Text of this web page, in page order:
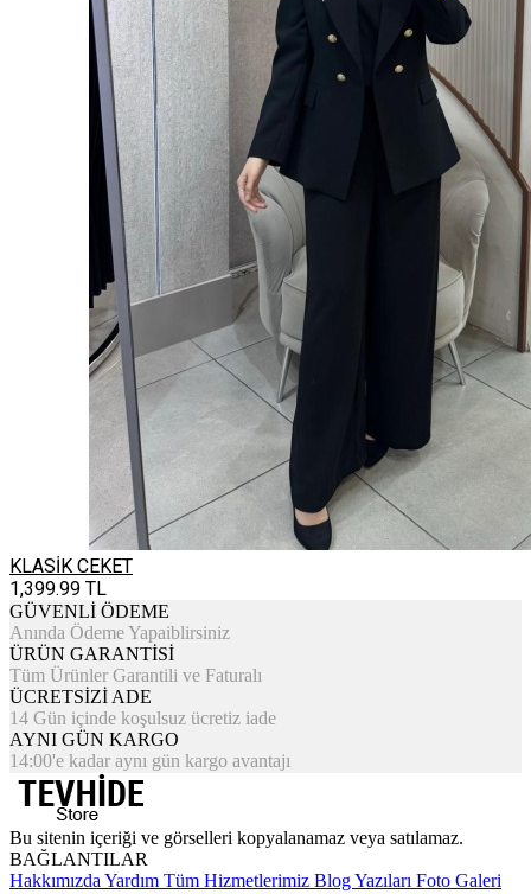
KLASİK CEKET
1,399.99 TL
GÜVENLİ ÖDEME
Anında Ödeme Yapaiblirsiniz
ÜRÜN GARANTİSİ
Tüm Ürünler Garantili ve Faturalı
ÜCRETSİZİ ADE
14 Gün içinde koşulsuz ücretiz iade
AYNI GÜN KARGO
14:00'e kadar aynı gün kargo avantajı
Bu sitenin içeriği ve görselleri kopyalanamaz veya satılamaz.
BAĞLANTILAR
Hakkımızda Yardım Tüm Hizmetlerimiz Blog Yazıları Foto Galeri